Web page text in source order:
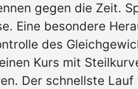
gegen die Zeit.
Eine besondere
des
Kurs mit
Der schnellste